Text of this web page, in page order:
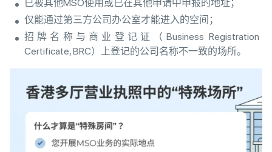
已被其他MSO使用或已在其他申请中申报的地址；
仅能通过第三方公司办公室才能进入的空间；
招牌名称与商业登记证（Business Registration
Certificate, BRC）上登记的公司名称不一致的场所。